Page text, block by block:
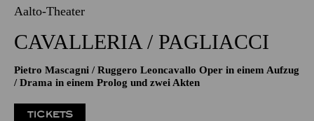
Aalto-Theater
CAVALLERIA / PAGLIACCI
Pietro Mascagni / Ruggero Leoncavallo Oper in einem Aufzug
/ Drama in einem Prolog und zwei Akten
TICKETS